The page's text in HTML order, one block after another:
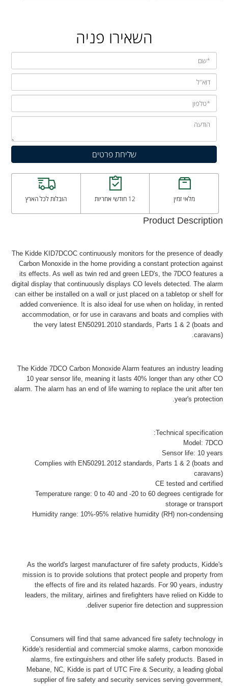
השאירו פניה
מלאי זמין 12 חודשי אחריות הובלות לכל הארץ
Product Description
The Kidde KID7DCOC continuously monitors for the presence of deadly
Carbon Monoxide in the home providing a constant protection against
its effects. As well as twin red and green LED's, the 7DCO features a
digital display that continuously displays CO levels detected. The alarm
can either be installed on a wall or just placed on a tabletop or shelf for
added convenience. It is also ideal for use when on holiday, in rented
accommodation, or for use in caravans and boats and complies with
the very latest EN50291.2010 standards, Parts 1 & 2 (boats and
caravans).
The Kidde 7DCO Carbon Monoxide Alarm features an industry leading
10 year sensor life, meaning it lasts 40% longer than any other CO
alarm. The alarm has an end of life warning to replace the unit after ten
year's protection.
Technical specification:
Model: 7DCO
Sensor life: 10 years
Complies with EN50291.2012 standards, Parts 1 & 2 (boats and
caravans)
CE tested and certified
Temperature range: 0 to 40 and -20 to 60 degrees centigrade for
storage or transport
Humidity range: 10%-95% relative humidity (RH) non-condensing
As the world's largest manufacturer of fire safety products, Kidde's
mission is to provide solutions that protect people and property from
the effects of fire and its related hazards. For 90 years, industry
leaders, the military, airlines and firefighters have relied on Kidde to
deliver superior fire detection and suppression.
Consumers will find that same advanced fire safety technology in
Kidde's residential and commercial smoke alarms, carbon monoxide
alarms, fire extinguishers and other life safety products. Based in
Mebane, NC, Kidde is part of UTC Fire & Security, a leading global
supplier of fire safety and security services serving government,